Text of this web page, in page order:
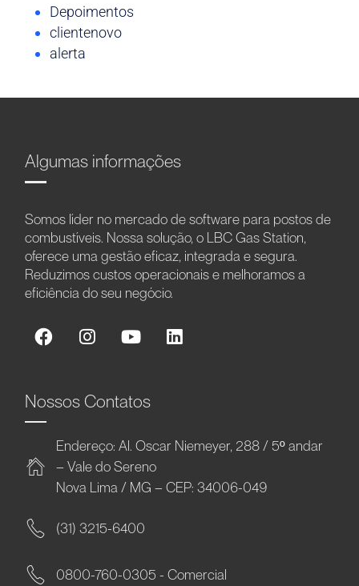
Depoimentos
clientenovo
alerta
Algumas informações
Somos líder no mercado de software para postos de
combustíveis. Nossa solução, o LBC Gas Station,
oferece uma gestão eficaz, integrada e segura.
Reduzimos custos operacionais e melhoramos a
eficiência do seu negócio.
Nossos Contatos
Endereço: Al. Oscar Niemeyer, 288 / 5º andar
– Vale do Sereno
Nova Lima / MG – CEP: 34006-049
(31) 3215-6400
0800-760-0305 - Comercial